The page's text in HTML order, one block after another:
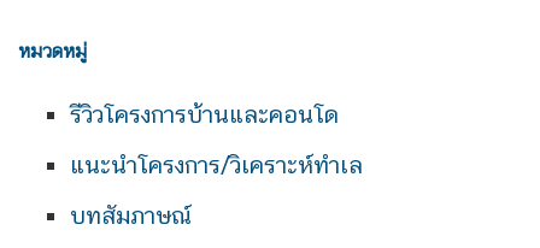
หมวดหมู่
รีวิวโครงการบ้านและคอนโด
แนะนำโครงการ/วิเคราะห์ทำเล
บทสัมภาษณ์